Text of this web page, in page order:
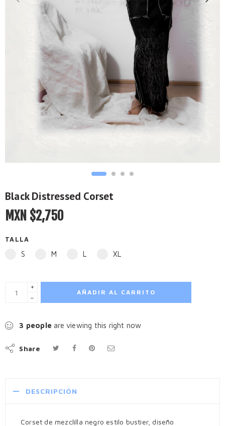
Black Distressed Corset
MXN $2,750
TALLA
S M L XL
+
−
AÑADIR AL CARRITO
3 people are viewing this right now
Share
DESCRIPCIÓN
Corset de mezclilla negro estilo bustier, diseño